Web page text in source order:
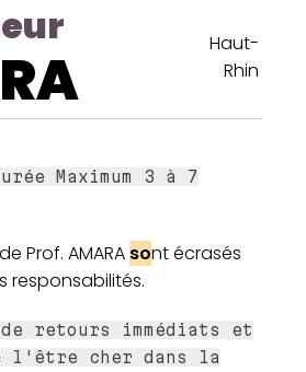
Haut-
Rhin
Maximum 3 à 7
Prof. AMARA sont écrasés
responsabilités.
retours immédiats et
cher dans la